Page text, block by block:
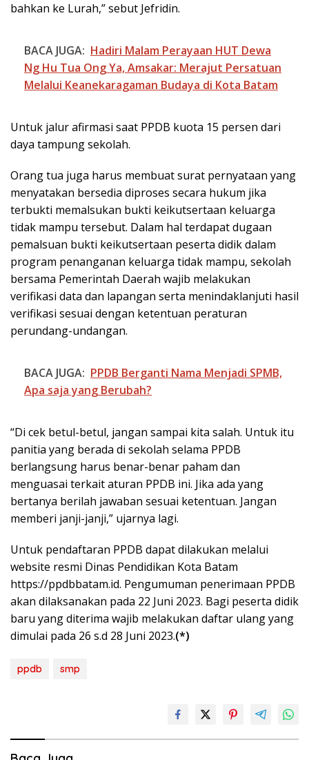
bahkan ke Lurah,” sebut Jefridin.
BACA JUGA: Hadiri Malam Perayaan HUT Dewa
Ng Hu Tua Ong Ya, Amsakar: Merajut Persatuan
Melalui Keanekaragaman Budaya di Kota Batam
Untuk jalur afirmasi saat PPDB kuota 15 persen dari
daya tampung sekolah.
Orang tua juga harus membuat surat pernyataan yang
menyatakan bersedia diproses secara hukum jika
terbukti memalsukan bukti keikutsertaan keluarga
tidak mampu tersebut. Dalam hal terdapat dugaan
pemalsuan bukti keikutsertaan peserta didik dalam
program penanganan keluarga tidak mampu, sekolah
bersama Pemerintah Daerah wajib melakukan
verifikasi data dan lapangan serta menindaklanjuti hasil
verifikasi sesuai dengan ketentuan peraturan
perundang-undangan.
BACA JUGA: PPDB Berganti Nama Menjadi SPMB,
Apa saja yang Berubah?
“Di cek betul-betul, jangan sampai kita salah. Untuk itu
panitia yang berada di sekolah selama PPDB
berlangsung harus benar-benar paham dan
menguasai terkait aturan PPDB ini. Jika ada yang
bertanya berilah jawaban sesuai ketentuan. Jangan
memberi janji-janji,” ujarnya lagi.
Untuk pendaftaran PPDB dapat dilakukan melalui
website resmi Dinas Pendidikan Kota Batam
https://ppdbbatam.id. Pengumuman penerimaan PPDB
akan dilaksanakan pada 22 Juni 2023. Bagi peserta didik
baru yang diterima wajib melakukan daftar ulang yang
dimulai pada 26 s.d 28 Juni 2023.(*)
ppdb smp